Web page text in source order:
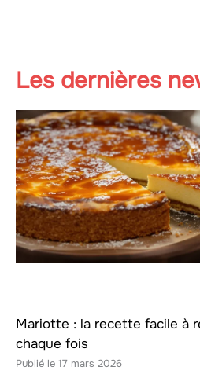
Les dernières
Mariotte : la recette facile à
chaque fois
17 mars 2026